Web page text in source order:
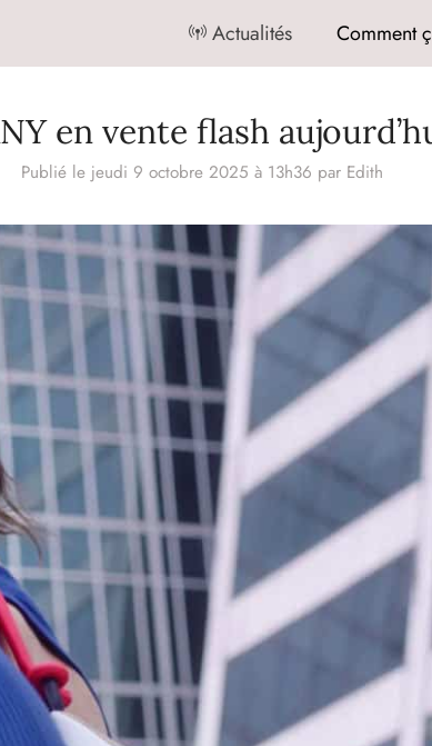
Actualités Comment
en vente flash
Publié le jeudi 9 octobre 2025 à 13h36 par Edith